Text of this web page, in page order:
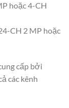
hoặc 4-CH
CH 2 MP hoặc
cấp bởi
các kênh